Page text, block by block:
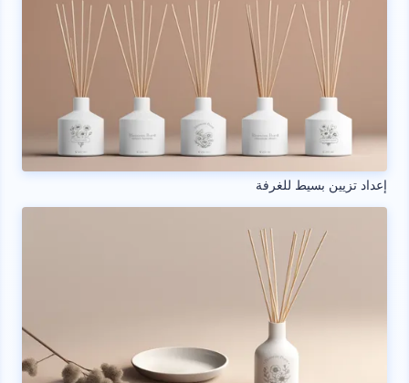
إعداد تزيين بسيط للغرفة